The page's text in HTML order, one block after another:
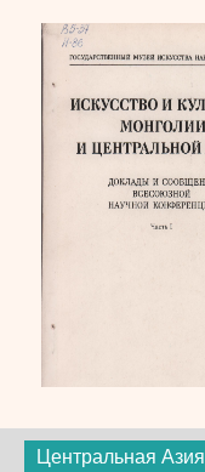
Центральная Азия